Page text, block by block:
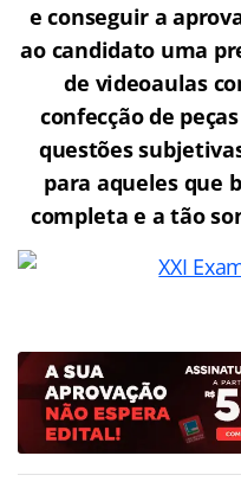
e conseguir a
ao candidato uma
de videoaulas
confecção de
questões
para aqueles que
completa e a tão